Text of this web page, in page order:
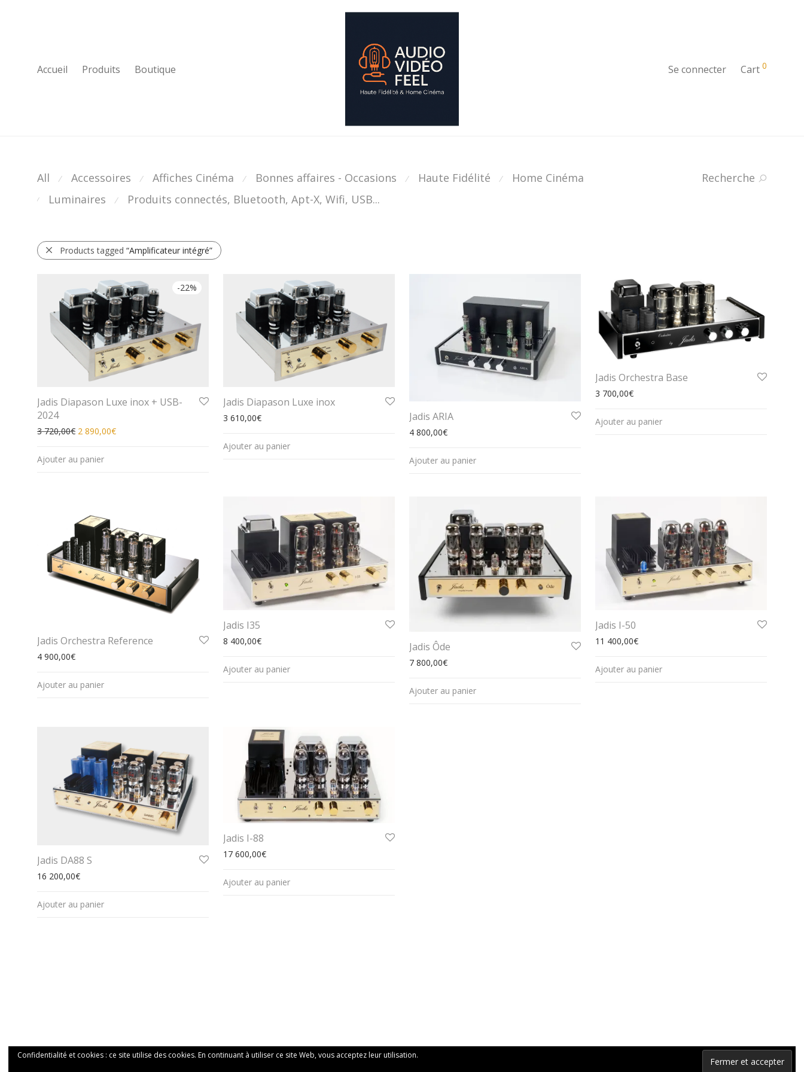
Accueil Produits Boutique Se connecter Cart 0
Recherche
All ⁄ Accessoires ⁄ Affiches Cinéma ⁄ Bonnes affaires - Occasions ⁄ Haute Fidélité ⁄ Home Cinéma
⁄ Luminaires ⁄ Produits connectés, Bluetooth, Apt-X, Wifi, USB...
Products tagged “Amplificateur intégré”
-22%
Jadis Diapason Luxe inox + USB-
2024
3 720,00€ Le prix initial était : 3 720,00€.
2 890,00€Le prix actuel est : 2 890,00€.
Ajouter au panier
Jadis Diapason Luxe inox
3 610,00€
Ajouter au panier
Jadis ARIA
4 800,00€
Ajouter au panier
Jadis Orchestra Base
3 700,00€
Ajouter au panier
Jadis Orchestra Reference
4 900,00€
Ajouter au panier
Jadis I35
8 400,00€
Ajouter au panier
Jadis Ôde
7 800,00€
Ajouter au panier
Jadis I-50
11 400,00€
Ajouter au panier
Jadis DA88 S
16 200,00€
Ajouter au panier
Jadis I-88
17 600,00€
Ajouter au panier
Confidentialité et cookies : ce site utilise des cookies. En continuant à utiliser ce site Web, vous acceptez leur utilisation.